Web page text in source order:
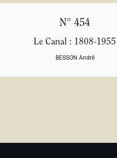
N° 454
Le Canal : 1808-1955
BESSON André